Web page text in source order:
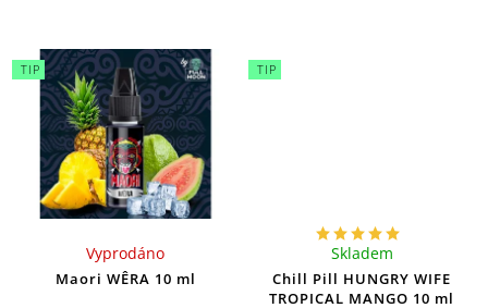
Kaktus
Exotické ovoce
Zelené jablko
Chladivé
Sladké
TIP
Maori WÊRA 10 ml
Vyprodáno
TIP
Chill Pill HUNGRY WIFE
TROPICAL MANGO 10 ml
Skladem